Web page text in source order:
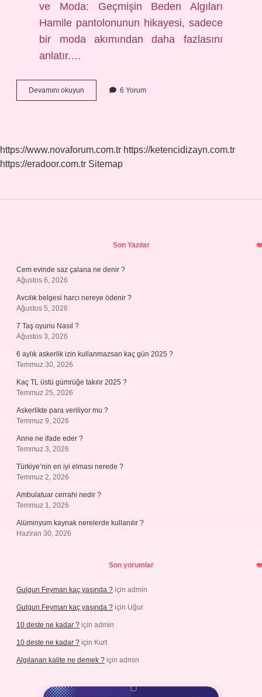
ve Moda: Geçmişin Beden Algıları
Hamile pantolonunun hikayesi, sadece
bir moda akımından daha fazlasını
anlatır.…
Devamını okuyun
pantolonu
6 Yorum
https://www.novaforum.com.tr https://ketencidizayn.com.tr
https://eradoor.com.tr Sitemap
Son Yazılar
Cem evinde saz çalana ne denir ?
Ağustos 6, 2026
Avcılık belgesi harcı nereye ödenir ?
Ağustos 5, 2026
7 Taş oyunu Nasıl ?
Ağustos 3, 2026
6 aylık askerlik izin kullanmazsan kaç gün 2025 ?
Temmuz 30, 2026
Kaç TL üstü gümrüğe takılır 2025 ?
Temmuz 25, 2026
Askerlikte para veriliyor mu ?
Temmuz 9, 2026
Anne ne ifade eder ?
Temmuz 3, 2026
Türkiye’nin en iyi elması nerede ?
Temmuz 2, 2026
Ambulatuar cerrahi nedir ?
Temmuz 1, 2026
Alüminyum kaynak nerelerde kullanılır ?
Haziran 30, 2026
Son yorumlar
Gulgun Feyman kaç yaşında ? için admin
Gulgun Feyman kaç yaşında ? için Uğur
10 deste ne kadar ? için admin
10 deste ne kadar ? için Kurt
Algılanan kalite ne demek ? için admin